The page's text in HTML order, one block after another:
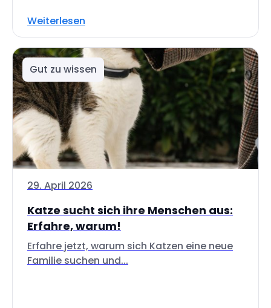
Weiterlesen
Gut zu wissen
29. April 2026
Katze sucht sich ihre Menschen aus:
Erfahre, warum!
Erfahre jetzt, warum sich Katzen eine neue
Familie suchen und...